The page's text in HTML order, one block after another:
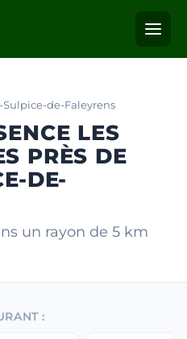
Sulpice-de-Faleyrens
LES
PRÈS DE
DE-
un rayon de 5 km
: